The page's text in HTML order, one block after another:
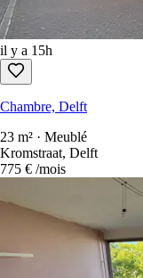
il y a 15h
Chambre, Delft
23 m² · Meublé
Kromstraat, Delft
775 € /mois